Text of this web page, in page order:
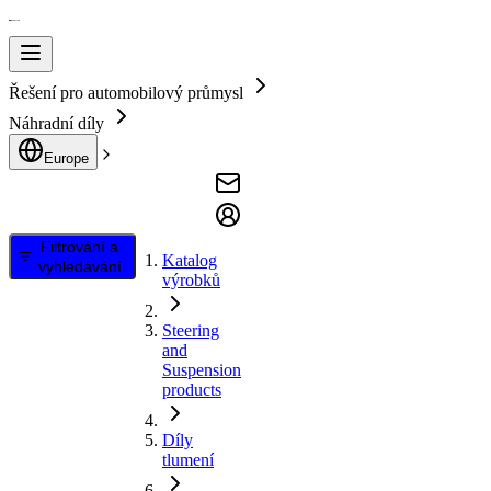
Řešení pro automobilový průmysl
Náhradní díly
Europe
Filtrování a
vyhledávání
Katalog
výrobků
Steering
and
Suspension
products
Díly
tlumení